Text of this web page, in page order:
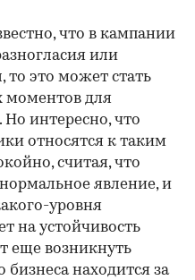
что в кампании
или
то это может стать
моментов для
Но интересно, что
относятся к таким
считая, что
явление, и
уровня
на устойчивость
еще возникнуть
бизнеса находится за